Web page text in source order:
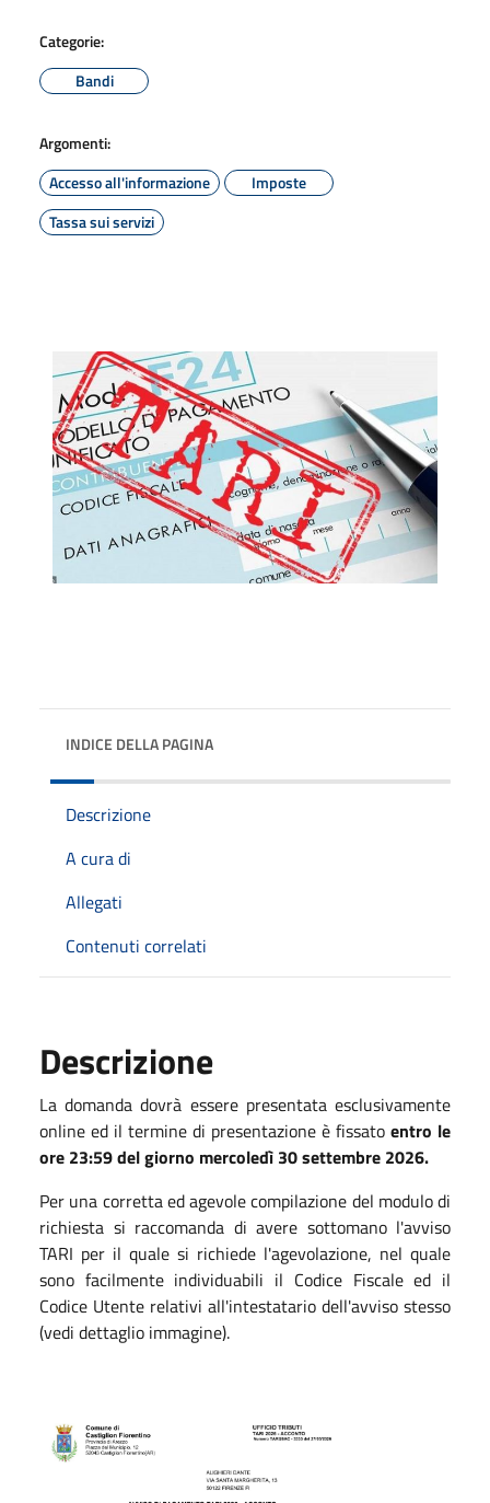
Categorie:
Bandi
Argomenti:
Accesso all'informazione
Imposte
Tassa sui servizi
INDICE DELLA PAGINA
Descrizione
A cura di
Allegati
Contenuti correlati
Descrizione
La domanda dovrà essere presentata esclusivamente
online ed il termine di presentazione è fissato entro le
ore 23:59 del giorno mercoledì 30 settembre 2026.
Per una corretta ed agevole compilazione del modulo di
richiesta si raccomanda di avere sottomano l'avviso
TARI per il quale si richiede l'agevolazione, nel quale
sono facilmente individuabili il Codice Fiscale ed il
Codice Utente relativi all'intestatario dell'avviso stesso
(vedi dettaglio immagine).